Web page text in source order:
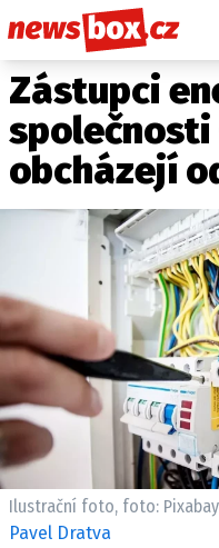
DOMÁCÍ
ZAHRANIČÍ
POČASÍ
KRIMI
EKONOMIKA
SPOLEČNOST
SPORT
Máte
Pošlete e-
Zástupci
společnosti
obcházejí
Ilustrační foto, foto: Pixabay
Pavel Dratva